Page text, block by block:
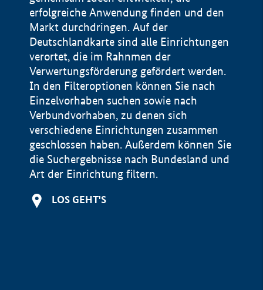
erfolgreiche Anwendung finden und den
Markt durchdringen. Auf der
Deutschlandkarte sind alle Einrichtungen
verortet, die im Rahnmen der
Verwertungsförderung gefördert werden.
In den Filteroptionen können Sie nach
Einzelvorhaben suchen sowie nach
Verbundvorhaben, zu denen sich
verschiedene Einrichtungen zusammen
geschlossen haben. Außerdem können Sie
die Suchergebnisse nach Bundesland und
Art der Einrichtung filtern.
LOS GEHT'S